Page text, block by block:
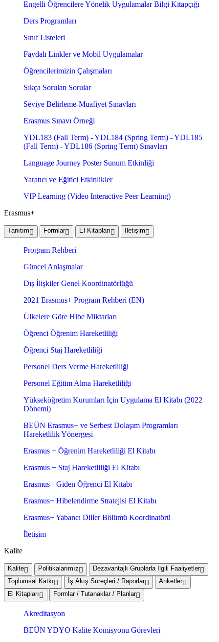
Engelli Öğrencilere Yönelik Uygulamalar Bilgi Kitapçığı
Ders Programları
Sınıf Listeleri
Faydalı Linkler ve Mobil Uygulamalar
Öğrencilerimizin Çalışmaları
Sıkça Sorulan Sorular
Seviye Belirleme-Muafiyet Sınavları
Erasmus Sınavı Örneği
YDL183 (Fall Term) - YDL184 (Spring Term) - YDL185
(Fall Term) - YDL186 (Spring Term) Sınavları
Language Journey Poster Sunum Etkinliği
Yaratıcı ve Eğitici Etkinlikler
VIP Learning (Video Interactive Peer Learning)
Erasmus+
Tanıtım Formlar El Kitapları İletişim
Program Rehberi
Güncel Anlaşmalar
Dış İlişkiler Genel Koordinatörlüğü
2021 Erasmus+ Program Rehberi (EN)
Ülkelere Göre Hibe Miktarları
Öğrenci Öğrenim Hareketliliği
Öğrenci Staj Hareketliliği
Personel Ders Verme Hareketliliği
Personel Eğitim Alma Hareketliliği
Yükseköğretim Kurumları İçin Uygulama El Kitabı (2022
Dönemi)
BEÜN Erasmus+ ve Serbest Dolaşım Programları
Hareketlilik Yönergesi
Erasmus + Öğrenim Hareketliliği El Kitabı
Erasmus + Staj Hareketliliği El Kitabı
Erasmus+ Giden Öğrenci El Kitabı
Erasmus+ Hibelendirme Stratejisi El Kitabı
Erasmus+ Yabancı Diller Bölümü Koordinatörü
İletişim
Kalite
Kalite Politikalarımız
Dezavantajlı Gruplarla İlgili Faaliyetler
Toplumsal Katkı
İş Akış Süreçleri / Raporlar
Anketler
El Kitapları
Formlar / Tutanaklar / Planlar
Akreditasyon
BEÜN YDYO Kalite Komisyonu Görevleri